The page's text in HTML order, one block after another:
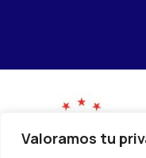
Valoramos tu